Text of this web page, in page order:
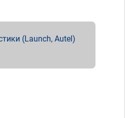
(Launch, Autel)